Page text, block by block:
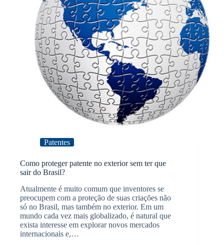
Patentes
Como proteger patente no exterior sem ter que
sair do Brasil?
Atualmente é muito comum que inventores se
preocupem com a proteção de suas criações não
só no Brasil, mas também no exterior. Em um
mundo cada vez mais globalizado, é natural que
exista interesse em explorar novos mercados
internacionais e,…